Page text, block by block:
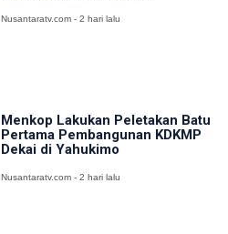
Nusantaratv.com - 2 hari lalu
Menkop Lakukan Peletakan Batu
Pertama Pembangunan KDKMP
Dekai di Yahukimo
Nusantaratv.com - 2 hari lalu